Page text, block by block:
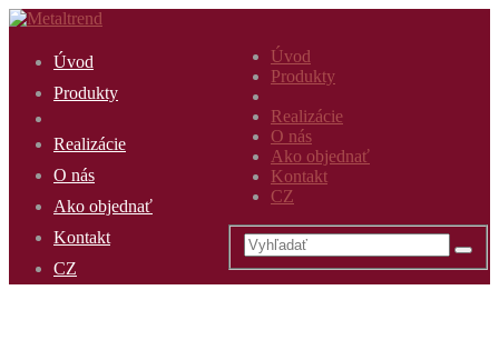
Úvod
Produkty
Realizácie
O nás
Ako objednať
Kontakt
CZ
Úvod
Produkty
Realizácie
O nás
Ako objednať
Kontakt
CZ